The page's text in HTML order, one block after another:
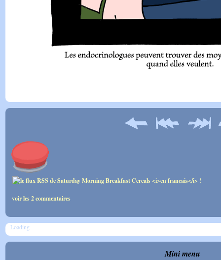
voir les 2 commentaires
Loading
Mini menu